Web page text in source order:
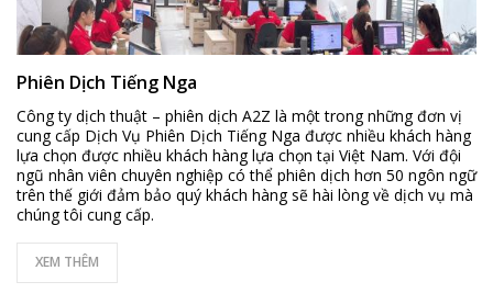
Phiên Dịch Tiếng Nga
Công ty dịch thuật – phiên dịch A2Z là một trong những đơn vị
cung cấp Dịch Vụ Phiên Dịch Tiếng Nga được nhiều khách hàng
lựa chọn được nhiều khách hàng lựa chọn tại Việt Nam. Với đội
ngũ nhân viên chuyên nghiệp có thể phiên dịch hơn 50 ngôn ngữ
trên thế giới đảm bảo quý khách hàng sẽ hài lòng về dịch vụ mà
chúng tôi cung cấp.
XEM THÊM